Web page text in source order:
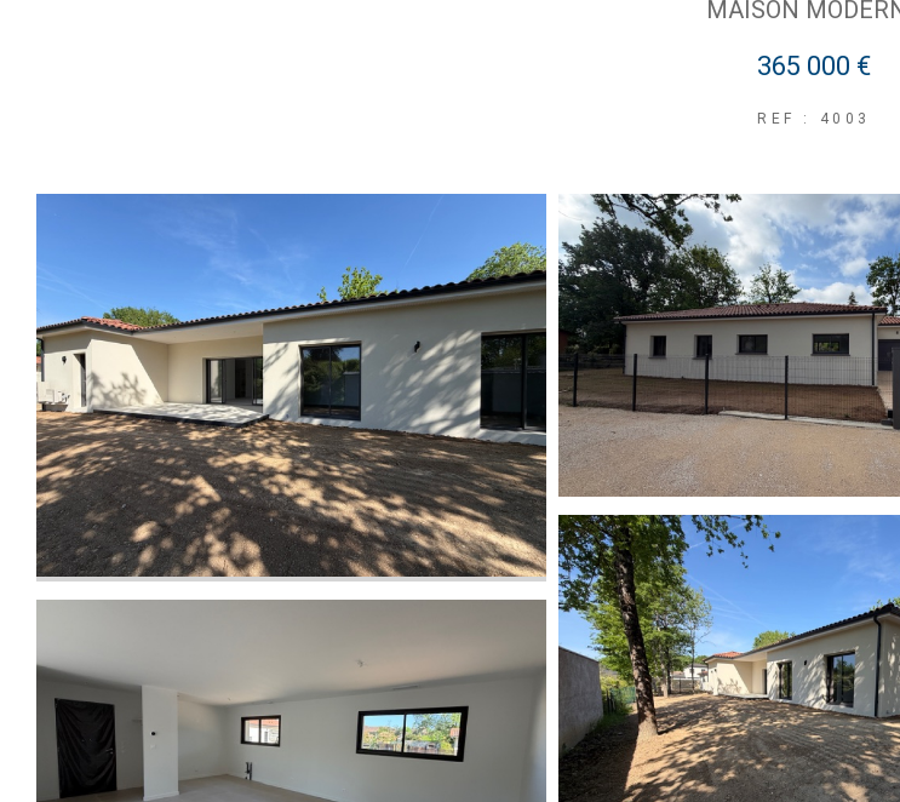
MAISON
365 000 €
REF : 4003